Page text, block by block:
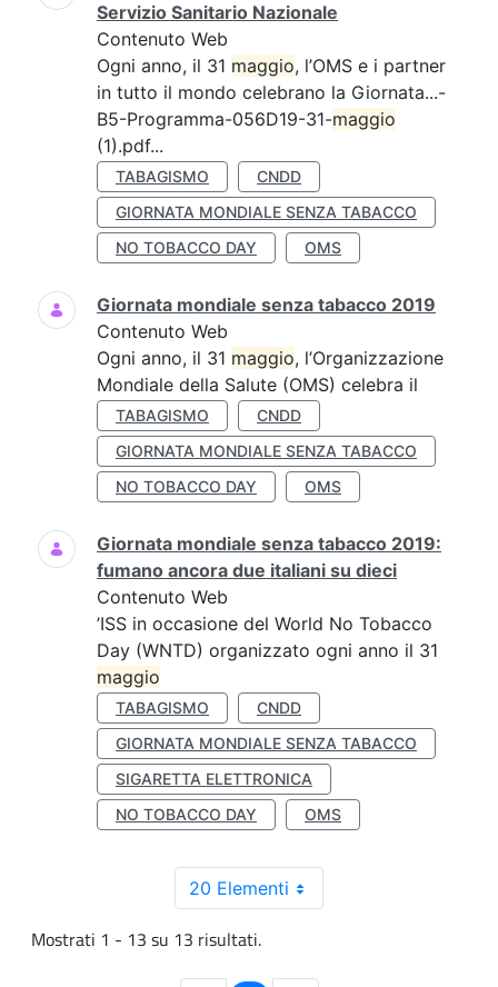
Servizio Sanitario Nazionale
Contenuto Web
Ogni anno, il 31 maggio, l’OMS e i partner
in tutto il mondo celebrano la Giornata...-
B5-Programma-056D19-31-maggio
(1).pdf...
TABAGISMO
CNDD
GIORNATA MONDIALE SENZA TABACCO
NO TOBACCO DAY
OMS
Giornata mondiale senza tabacco 2019
Contenuto Web
Ogni anno, il 31 maggio, l’Organizzazione
Mondiale della Salute (OMS) celebra il
TABAGISMO
CNDD
GIORNATA MONDIALE SENZA TABACCO
NO TOBACCO DAY
OMS
Giornata mondiale senza tabacco 2019:
fumano ancora due italiani su dieci
Contenuto Web
’ISS in occasione del World No Tobacco
Day (WNTD) organizzato ogni anno il 31
maggio
TABAGISMO
CNDD
GIORNATA MONDIALE SENZA TABACCO
SIGARETTA ELETTRONICA
NO TOBACCO DAY
OMS
20 Elementi
Mostrati 1 - 13 su 13 risultati.